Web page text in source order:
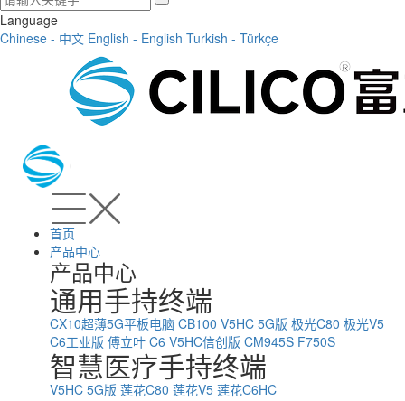
Language
Chinese - 中文 English - English Turkish - Türkçe
首页
产品中心
产品中心
通用手持终端
CX10超薄5G平板电脑 CB100 V5HC 5G版 极光C80 极光V5
C6工业版 傅立叶 C6 V5HC信创版 CM945S F750S
智慧医疗手持终端
V5HC 5G版 莲花C80 莲花V5 莲花C6HC